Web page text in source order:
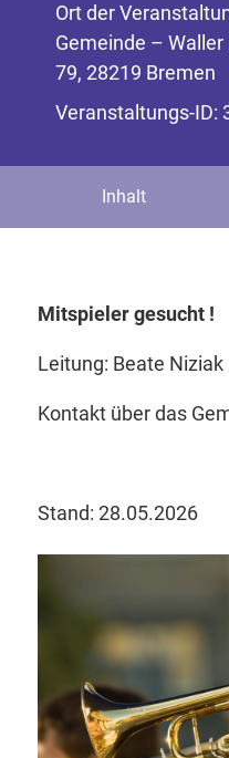
Ort der
Gemeinde – Waller
79, 28219 Bremen
Veranstaltungs-ID:
Inhalt
Mitspieler gesucht !
Leitung: Beate Niziak
Kontakt über das
Stand: 28.05.2026